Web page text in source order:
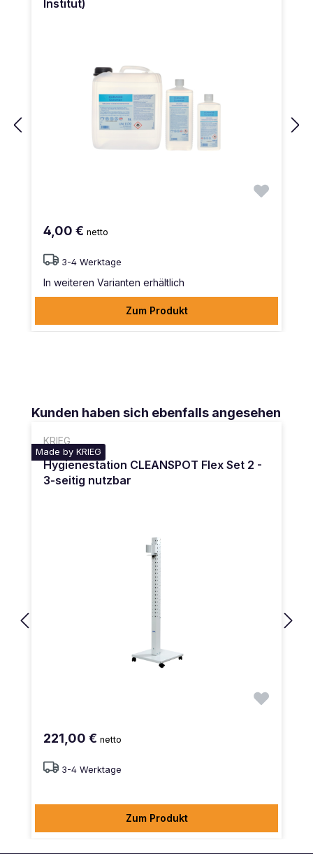
Institut)
4,00 € netto
3-4 Werktage
In weiteren Varianten erhältlich
Zum Produkt
Produktgalerie überspringen
Kunden haben sich ebenfalls angesehen
KRIEG
Made by KRIEG
Hygienestation CLEANSPOT Flex Set 2 -
3-seitig nutzbar
221,00 € netto
3-4 Werktage
Zum Produkt